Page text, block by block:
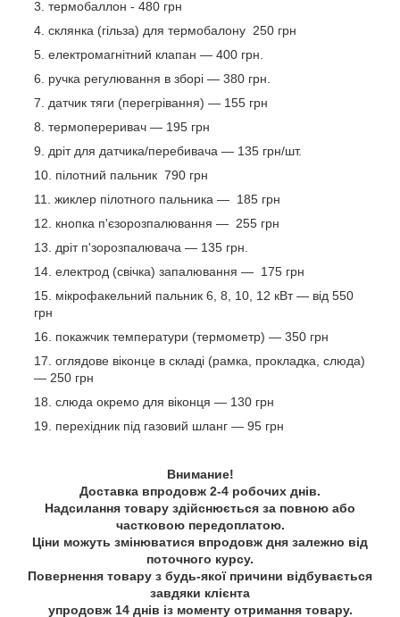
термобаллон - 480 грн
склянка (гільза) для термобалону 250 грн
електромагнітний клапан — 400 грн.
ручка регулювання в зборі — 380 грн.
датчик тяги (перегрівання) — 155 грн
термопереривач — 195 грн
дріт для датчика/перебивача — 135 грн/шт.
пілотний пальник 790 грн
жиклер пілотного пальника — 185 грн
кнопка п'єзорозпалювання — 255 грн
дріт п'зорозпалювача — 135 грн.
електрод (свічка) запалювання — 175 грн
мікрофакельний пальник 6, 8, 10, 12 кВт — від 550
грн
покажчик температури (термометр) — 350 грн
оглядове віконце в складі (рамка, прокладка, слюда)
— 250 грн
слюда окремо для віконця — 130 грн
перехідник під газовий шланг — 95 грн
Внимание!
Доставка впродовж 2-4 робочих днів.
Надсилання товару здійснюється за повною або
частковою передоплатою.
Ціни можуть змінюватися впродовж дня залежно від
поточного курсу.
Повернення товару з будь-якої причини відбувається
завдяки клієнта
упродовж 14 днів із моменту отримання товару.